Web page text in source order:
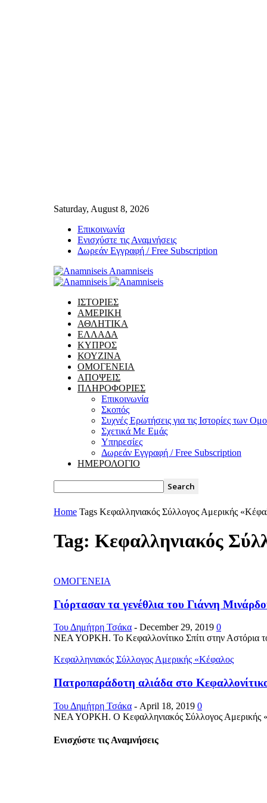
Saturday, August 8, 2026
Επικοινωνία
Ενισχύστε τις Αναμνήσεις
Δωρεάν Εγγραφή / Free Subscription
Anamniseis
ΙΣΤΟΡΙΕΣ
ΑΜΕΡΙΚΗ
ΑΘΛΗΤΙΚΑ
ΕΛΛΑΔΑ
ΚΥΠΡΟΣ
ΚΟΥΖΙΝΑ
ΟΜΟΓΕΝΕΙΑ
ΑΠΟΨΕΙΣ
ΠΛΗΡΟΦΟΡΙΕΣ
Επικοινωνία
Σκοπός
Συχνές Ερωτήσεις για τις Ιστορίες των
Σχετικά Με Εμάς
Υπηρεσίες
Δωρεάν Εγγραφή / Free Subscription
ΗΜΕΡΟΛΟΓΙΟ
Home Tags Κεφαλληνιακός Σύλλογος Αμερικής
Tag: Κεφαλληνιακός
ΟΜΟΓΕΝΕΙΑ
Γιόρτασαν τα γενέθλια του Γιάννη
Του Δημήτρη Τσάκα - December 29, 2019 0
ΝΕΑ ΥΟΡΚΗ. Το Κεφαλλονίτικο Σπίτι στην Αστόρια το
Κεφαλληνιακός Σύλλογος Αμερικής «Κέφαλος
Πατροπαράδοτη αλιάδα στο
Του Δημήτρη Τσάκα - April 18, 2019 0
ΝΕΑ ΥΟΡΚΗ. Ο Κεφαλληνιακός Σύλλογος Αμερικής
Ενισχύστε τις Αναμνήσεις